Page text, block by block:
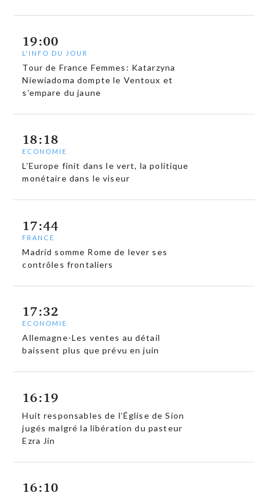
19:00
L'INFO DU JOUR
Tour de France Femmes: Katarzyna
Niewiadoma dompte le Ventoux et
s’empare du jaune
18:18
ECONOMIE
L’Europe finit dans le vert, la politique
monétaire dans le viseur
17:44
FRANCE
Madrid somme Rome de lever ses
contrôles frontaliers
17:32
ECONOMIE
Allemagne-Les ventes au détail
baissent plus que prévu en juin
16:19
Huit responsables de l’Église de Sion
jugés malgré la libération du pasteur
Ezra Jin
16:10